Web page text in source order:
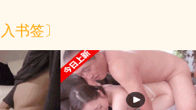
入书签〕